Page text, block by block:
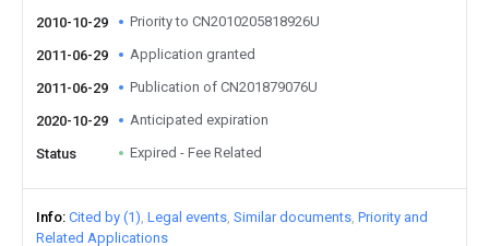
2010-10-29
Priority to CN2010205818926U
2011-06-29 Application granted
2011-06-29 Publication of CN201879076U
2020-10-29 Anticipated expiration
Status Expired - Fee Related
Info Cited by (1) Legal events Similar documents Priority and
Related Applications